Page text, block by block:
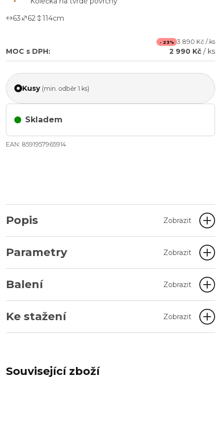
63
62 114cm
- 23% 3 890 Kč / ks
MOC s DPH: 2 990 Kč / ks
Kusy (min. odběr 1 ks)
Skladem
EAN: 8591957965914
Popis Zobrazit
Parametry Zobrazit
Balení Zobrazit
Ke stažení Zobrazit
Související zboží